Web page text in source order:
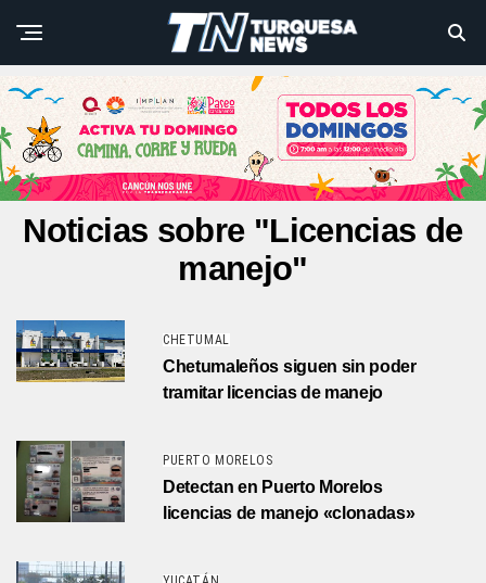
Noticias sobre "Licencias de
manejo"
CHETUMAL
Chetumaleños siguen sin poder
tramitar licencias de manejo
PUERTO MORELOS
Detectan en Puerto Morelos
licencias de manejo «clonadas»